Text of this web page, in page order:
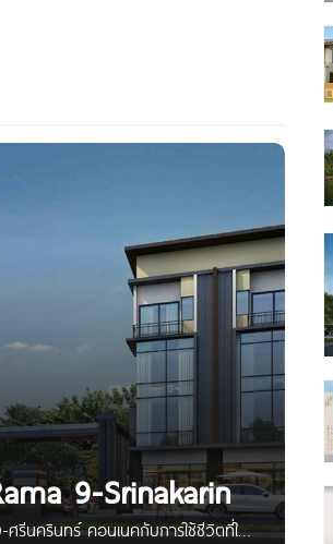
9-Srinakarin
รีนครินทร์ คอนเนคกับการใช้ชีวิตที่ใช่